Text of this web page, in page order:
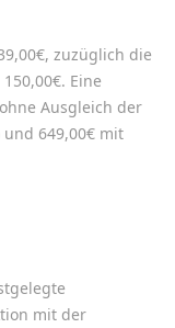
zuzüglich die
Eine
Ausgleich der
649,00€ mit
mit der